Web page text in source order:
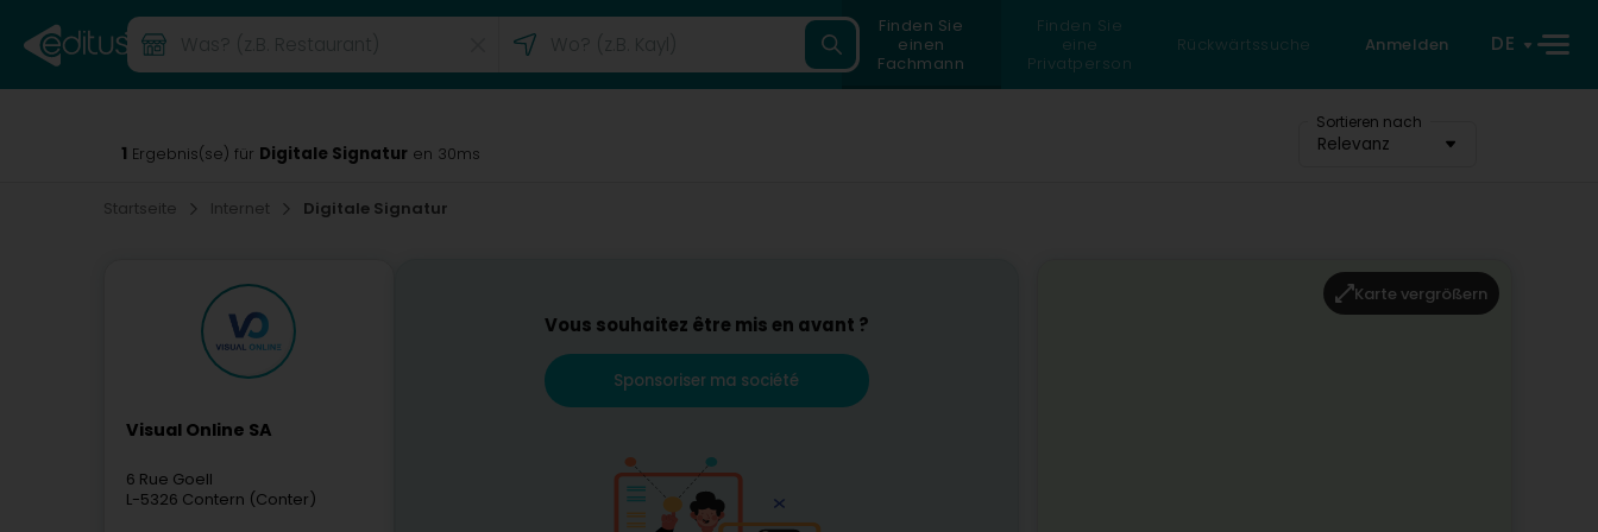
Finden Sie
einen
Fachmann
Finden Sie
eine
Privatperson
Rückwärtssuche Anmelden DE
Sortieren nach
Relevanz
1 Ergebnis(se) für Digitale Signatur en 30ms
Startseite Internet Digitale Signatur
Visual Online SA
6 Rue Goell
L-5326 Contern (Conter)
Vous souhaitez être mis en avant ?
Sponsoriser ma société
Karte vergrößern